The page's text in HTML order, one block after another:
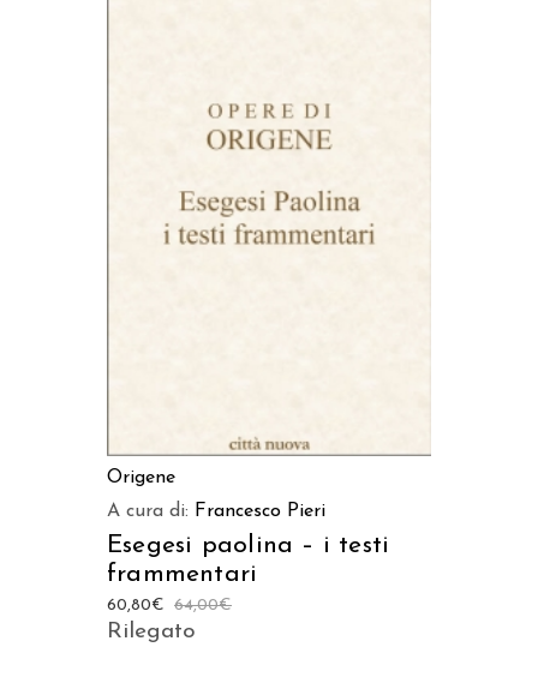
AGGIUNGI AL CARRELLO
Origene
A cura di: Francesco Pieri
Esegesi paolina – i testi
frammentari
64,00€
60,80€
Rilegato